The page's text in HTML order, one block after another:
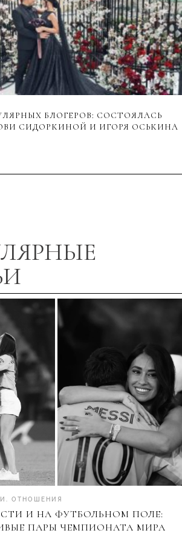
БЛОГЕРОВ: СОСТОЯЛАСЬ
СИДОРКИНОЙ И ИГОРЯ ОСЬКИНА
. ОТНОШЕНИЯ
И НА ФУТБОЛЬНОМ ПОЛЕ:
ПАРЫ ЧЕМПИОНАТА МИРА